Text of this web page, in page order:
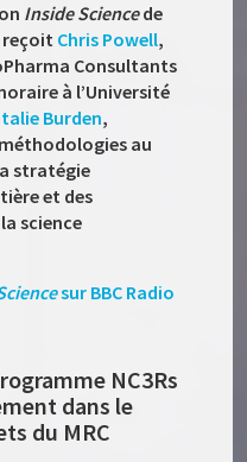
Inside Sciencede
reçoit Chris Powell,
Consultants
à l’Université
Burden,
au
stratégie
et des
science
sur BBC Radio
NC3Rs
dans le
du MRC